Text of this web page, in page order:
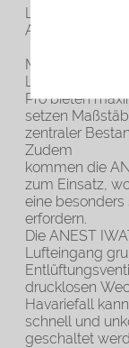
Luftversorgung
Abnehmer.
Maximale
Luftreinigung
Pro bieten
setzen
zentraler
Zudem
kommen die
zum Einsatz,
eine
erfordern.
Die ANEST
Lufteingang
drucklosen
Havariefall
schnell und
geschaltet